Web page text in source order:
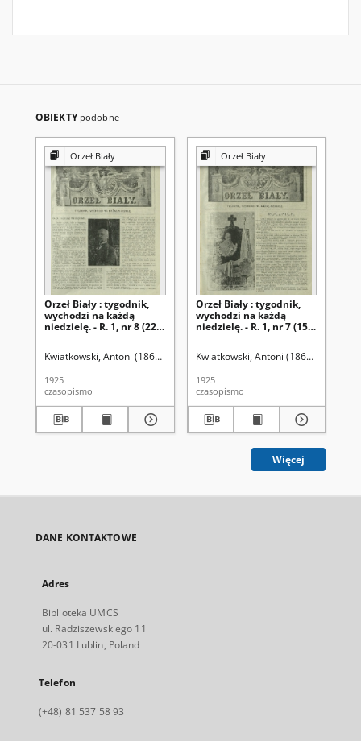
OBIEKTY podobne
Orzeł Biały
Orzeł Biały : tygodnik,
wychodzi na każdą
niedzielę. - R. 1, nr 8 (22
Kwiatkowski, Antoni (1861-1926). Red.
1925
czasopismo
Orzeł Biały
Orzeł Biały : tygodnik,
wychodzi na każdą
niedzielę. - R. 1, nr 7 (15
Kwiatkowski, Antoni (1861-1926).
1925
czasopismo
Więcej
DANE KONTAKTOWE
Adres
Biblioteka UMCS
ul. Radziszewskiego 11
20-031 Lublin, Poland
Telefon
(+48) 81 537 58 93